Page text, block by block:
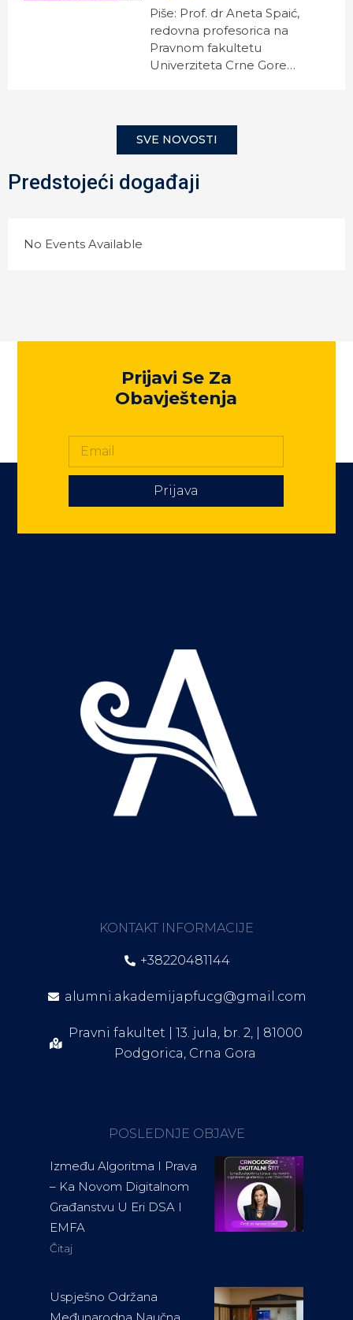
Piše: Prof. dr Aneta Spaić,
redovna profesorica na
Pravnom fakultetu
Univerziteta Crne Gore…
SVE NOVOSTI
Predstojeći događaji
No Events Available
Prijavi Se Za
Obavještenja
Prijava
KONTAKT INFORMACIJE
+38220481144
alumni.akademijapfucg@gmail.com
Pravni fakultet | 13. jula, br. 2, | 81000
Podgorica, Crna Gora
POSLEDNJE OBJAVE
Između Algoritma I Prava
– Ka Novom Digitalnom
Građanstvu U Eri DSA I
EMFA
Čitaj
Uspješno Održana